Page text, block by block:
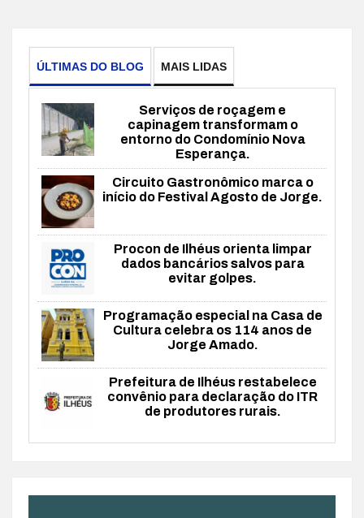
ÚLTIMAS DO BLOG MAIS LIDAS
Serviços de roçagem e
capinagem transformam o
entorno do Condomínio Nova
Esperança.
Circuito Gastronômico marca o
início do Festival Agosto de Jorge.
Procon de Ilhéus orienta limpar
dados bancários salvos para
evitar golpes.
Programação especial na Casa de
Cultura celebra os 114 anos de
Jorge Amado.
Prefeitura de Ilhéus restabelece
convênio para declaração do ITR
de produtores rurais.